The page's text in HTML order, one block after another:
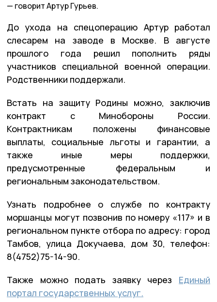
говорит Артур Гурьев.
До ухода на спецоперацию Артур работал
слесарем на заводе в Москве. В августе
прошлого года решил пополнить ряды
участников специальной военной операции.
Родственники поддержали.
Встать на защиту Родины можно, заключив
контракт с Минобороны России.
Контрактникам положены финансовые
выплаты, социальные льготы и гарантии, а
также иные меры поддержки,
предусмотренные федеральным и
региональным законодательством.
Узнать подробнее о службе по контракту
моршанцы могут позвонив по номеру «117» и в
региональном пункте отбора по адресу: город
Тамбов, улица Докучаева, дом 30, телефон:
8(4752)75-14-90.
Также можно подать заявку через Единый
портал государственных услуг.